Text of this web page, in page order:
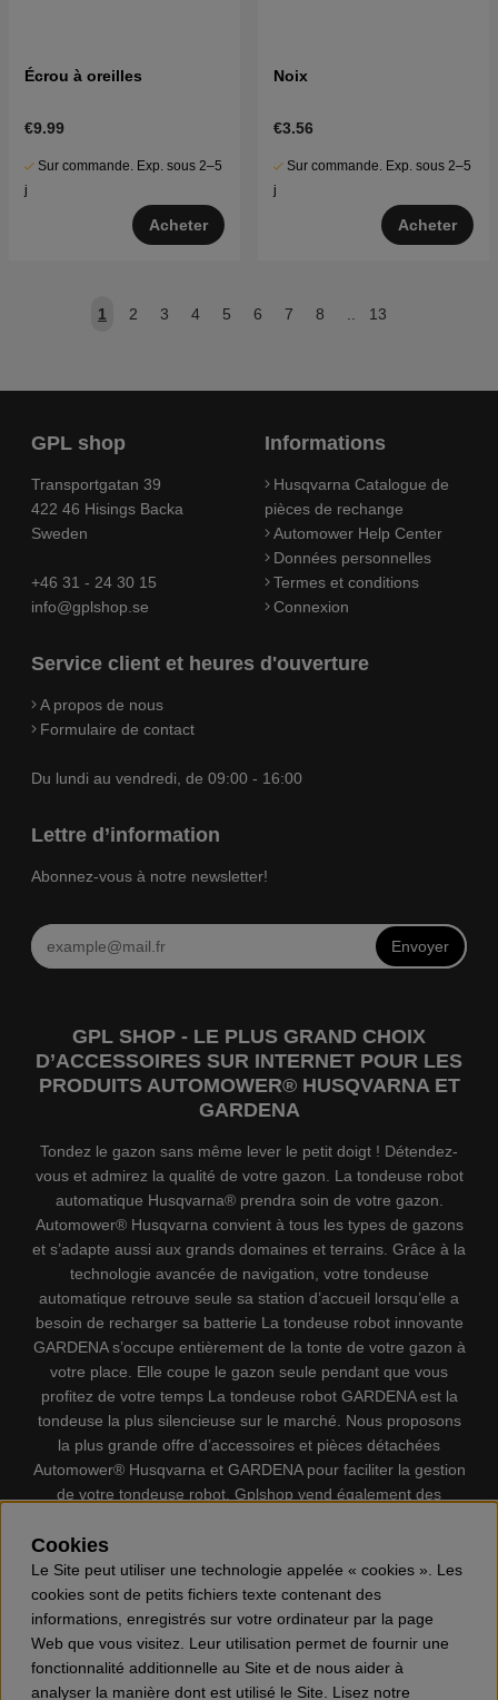
Écrou à oreilles
€9.99
Sur commande. Exp. sous 2–5
j
Acheter
Noix
€3.56
Sur commande. Exp. sous 2–5
j
Acheter
1 2 3 4 5 6 7 8 13
GPL shop
Transportgatan 39
422 46 Hisings Backa
Sweden
+46 31 - 24 30 15
info@gplshop.se
Informations
Husqvarna Catalogue de
pièces de rechange
Automower Help Center
Données personnelles
Termes et conditions
Connexion
Service client et heures d'ouverture
A propos de nous
Formulaire de contact
Du lundi au vendredi, de 09:00 - 16:00
Lettre d’information
Abonnez-vous à notre newsletter!
Envoyer
GPL SHOP - LE PLUS GRAND CHOIX
D’ACCESSOIRES SUR INTERNET POUR LES
PRODUITS AUTOMOWER® HUSQVARNA ET
GARDENA
Tondez le gazon sans même lever le petit doigt ! Détendez-
vous et admirez la qualité de votre gazon. La tondeuse robot
automatique Husqvarna® prendra soin de votre gazon.
Automower® Husqvarna convient à tous les types de gazons
et s’adapte aussi aux grands domaines et terrains. Grâce à la
technologie avancée de navigation, votre tondeuse
automatique retrouve seule sa station d’accueil lorsqu’elle a
besoin de recharger sa batterie La tondeuse robot innovante
GARDENA s’occupe entièrement de la tonte de votre gazon à
votre place. Elle coupe le gazon seule pendant que vous
profitez de votre temps La tondeuse robot GARDENA est la
tondeuse la plus silencieuse sur le marché. Nous proposons
la plus grande offre d’accessoires et pièces détachées
Automower® Husqvarna et GARDENA pour faciliter la gestion
de votre tondeuse robot. Gplshop vend également des
individuel, Coupe-bordures, Débroussailleuses, Taille haies,
Motoculteurs, Souffleur, Souffleuses à neige, Nettoyeurs
haute pression, Aspirateur, Découpeuses, Haches, Outils
forestiers, Lubrifiants, Carburants, Jouets ETC.
Cookies
Le Site peut utiliser une technologie appelée « cookies ». Les
cookies sont de petits fichiers texte contenant des
informations, enregistrés sur votre ordinateur par la page
Web que vous visitez. Leur utilisation permet de fournir une
fonctionnalité additionnelle au Site et de nous aider à
analyser la manière dont est utilisé le Site. Lisez notre